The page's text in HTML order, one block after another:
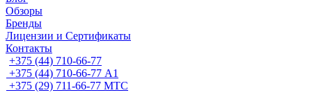
Обзоры
Бренды
Лицензии и Сертификаты
Контакты
+375 (44) 710-66-77
+375 (44) 710-66-77 А1
+375 (29) 711-66-77 МТС